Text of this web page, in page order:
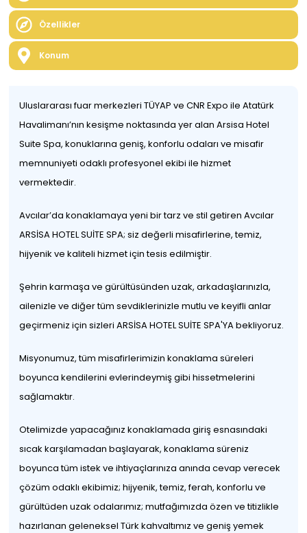
Özellikler
Konum
Uluslararası fuar merkezleri TÜYAP ve CNR Expo ile Atatürk
Havalimanı’nın kesişme noktasında yer alan Arsisa Hotel
Suite Spa, konuklarına geniş, konforlu odaları ve misafir
memnuniyeti odaklı profesyonel ekibi ile hizmet
vermektedir.
Avcılar’da konaklamaya yeni bir tarz ve stil getiren Avcılar
ARSİSA HOTEL SUİTE SPA; siz değerli misafirlerine, temiz,
hijyenik ve kaliteli hizmet için tesis edilmiştir.
Şehrin karmaşa ve gürültüsünden uzak, arkadaşlarınızla,
ailenizle ve diğer tüm sevdiklerinizle mutlu ve keyifli anlar
geçirmeniz için sizleri ARSİSA HOTEL SUİTE SPA'YA bekliyoruz.
Misyonumuz, tüm misafirlerimizin konaklama süreleri
boyunca kendilerini evlerindeymiş gibi hissetmelerini
sağlamaktır.
Otelimizde yapacağınız konaklamada giriş esnasındaki
sıcak karşılamadan başlayarak, konaklama süreniz
boyunca tüm istek ve ihtiyaçlarınıza anında cevap verecek
çözüm odaklı ekibimiz; hijyenik, temiz, ferah, konforlu ve
gürültüden uzak odalarımız; mutfağımızda özen ve titizlikle
hazırlanan geleneksel Türk kahvaltımız ve geniş yemek